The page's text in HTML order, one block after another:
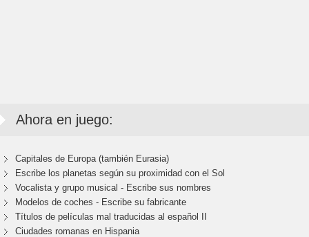
Ahora en juego:
Capitales de Europa (también Eurasia)
Escribe los planetas según su proximidad con el Sol
Vocalista y grupo musical - Escribe sus nombres
Modelos de coches - Escribe su fabricante
Títulos de películas mal traducidas al español II
Ciudades romanas en Hispania